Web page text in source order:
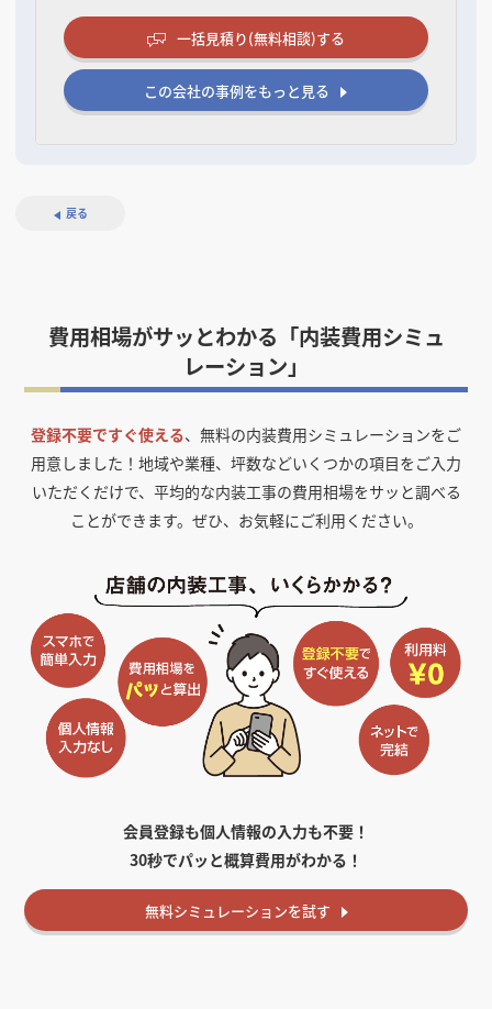
一括見積り(無料相談)する
この会社の事例をもっと見る
戻る
費用相場がサッとわかる「内装費用シミュ
レーション」
登録不要ですぐ使える、無料の内装費用シミュレーションをご
用意しました！ 地域や業種、坪数などいくつかの項目をご入力
いただくだけで、平均的な内装工事の費用相場をサッと調べる
ことができます。ぜひ、お気軽にご利用ください。
会員登録も個人情報の入力も不要！
30秒でパッと概算費用がわかる！
無料シミュレーションを試す